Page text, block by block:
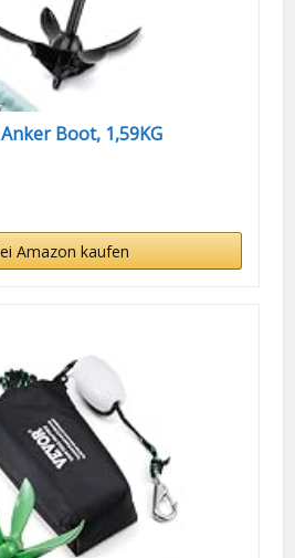
Boot, 1,59KG
Amazon kaufen